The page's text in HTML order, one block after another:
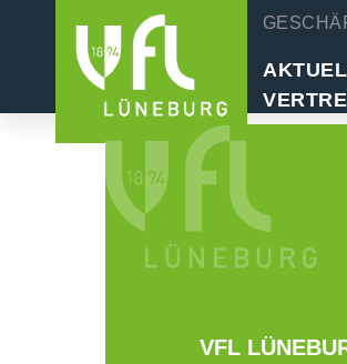
VFL